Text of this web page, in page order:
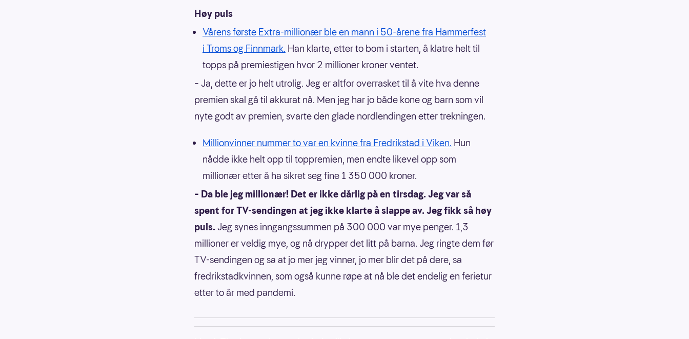
Høy puls
Vårens første Extra-millionær ble en mann i 50-årene fra Hammerfest
i Troms og Finnmark. Han klarte, etter to bom i starten, å klatre helt til
topps på premiestigen hvor 2 millioner kroner ventet.
– Ja, dette er jo helt utrolig. Jeg er altfor overrasket til å vite hva denne
premien skal gå til akkurat nå. Men jeg har jo både kone og barn som vil
nyte godt av premien, svarte den glade nordlendingen etter trekningen.
Millionvinner nummer to var en kvinne fra Fredrikstad i Viken. Hun
nådde ikke helt opp til toppremien, men endte likevel opp som
millionær etter å ha sikret seg fine 1 350 000 kroner.
– Da ble jeg millionær! Det er ikke dårlig på en tirsdag. Jeg var så
spent for TV-sendingen at jeg ikke klarte å slappe av. Jeg fikk så høy
puls.Jeg synes inngangssummen på 300 000 var mye penger. 1,3
millioner er veldig mye, og nå drypper det litt på barna. Jeg ringte dem før
TV-sendingen og sa at jo mer jeg vinner, jo mer blir det på dere, sa
fredrikstadkvinnen, som også kunne røpe at nå ble det endelig en ferietur
etter to år med pandemi.